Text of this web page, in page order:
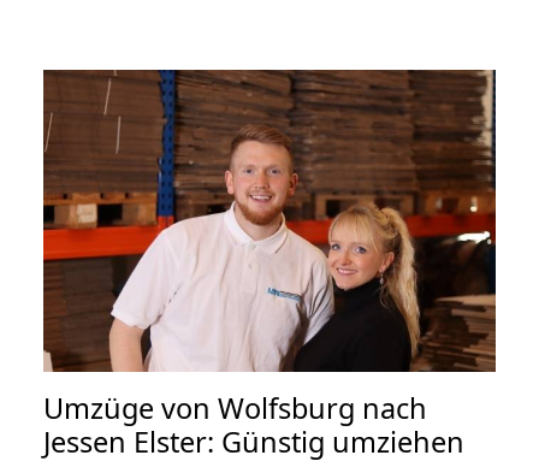
Umzüge von Wolfsburg nach
Jessen Elster: Günstig umziehen